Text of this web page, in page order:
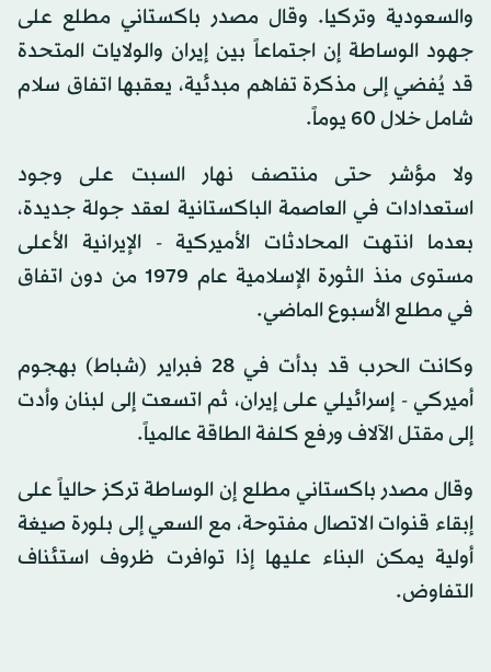
والسعودية وتركيا. وقال مصدر باكستاني مطلع على
جهود الوساطة إن اجتماعاً بين إيران والولايات المتحدة
قد يُفضي إلى مذكرة تفاهم مبدئية، يعقبها اتفاق سلام
شامل خلال 60 يوماً.
ولا مؤشر حتى منتصف نهار السبت على وجود
استعدادات في العاصمة الباكستانية لعقد جولة جديدة،
بعدما انتهت المحادثات الأميركية - الإيرانية الأعلى
مستوى منذ الثورة الإسلامية عام 1979 من دون اتفاق
في مطلع الأسبوع الماضي.
وكانت الحرب قد بدأت في 28 فبراير (شباط) بهجوم
أميركي - إسرائيلي على إيران، ثم اتسعت إلى لبنان وأدت
إلى مقتل الآلاف ورفع كلفة الطاقة عالمياً.
وقال مصدر باكستاني مطلع إن الوساطة تركز حالياً على
إبقاء قنوات الاتصال مفتوحة، مع السعي إلى بلورة صيغة
أولية يمكن البناء عليها إذا توافرت ظروف استئناف
التفاوض.